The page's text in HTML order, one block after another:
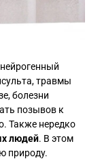
травмы
болезни
позывов к
Также нередко
людей. В этом
природу.